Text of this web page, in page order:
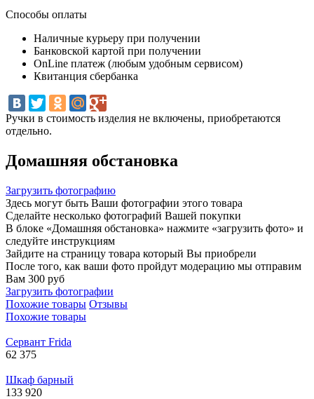
Способы оплаты
Наличные курьеру при получении
Банковской картой при получении
OnLine платеж (любым удобным сервисом)
Квитанция сбербанка
Ручки в стоимость изделия не включены, приобретаются
отдельно.
Домашняя обстановка
Загрузить фотографию
Здесь могут быть Ваши фотографии этого товара
Сделайте несколько фотографий Вашей покупки
В блоке «Домашняя обстановка» нажмите «загрузить фото» и
следуйте инструкциям
Зайдите на страницу товара который Вы приобрели
После того, как ваши фото пройдут модерацию мы отправим
Вам 300 руб
Загрузить фотографии
Похожие товары Отзывы
Похожие товары
Сервант Frida
62 375
Шкаф барный
133 920